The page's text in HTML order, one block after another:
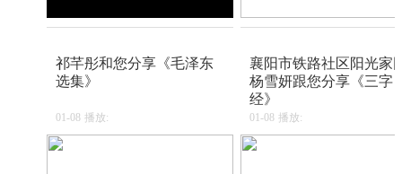
祁芊彤和您分享《毛泽东
选集》
01-08 播放:
襄阳市铁路社区阳光家
杨雪妍跟您分享《三字
经》
01-08 播放: